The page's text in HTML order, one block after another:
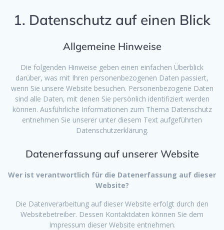
1. Datenschutz auf einen Blick
Allgemeine Hinweise
Die folgenden Hinweise geben einen einfachen Überblick
darüber, was mit Ihren personenbezogenen Daten passiert,
wenn Sie unsere Website besuchen. Personenbezogene Daten
sind alle Daten, mit denen Sie persönlich identifiziert werden
können. Ausführliche Informationen zum Thema Datenschutz
entnehmen Sie unserer unter diesem Text aufgeführten
Datenschutzerklärung.
Datenerfassung auf unserer Website
Wer ist verantwortlich für die Datenerfassung auf dieser
Website?
Die Datenverarbeitung auf dieser Website erfolgt durch den
Websitebetreiber. Dessen Kontaktdaten können Sie dem
Impressum dieser Website entnehmen.